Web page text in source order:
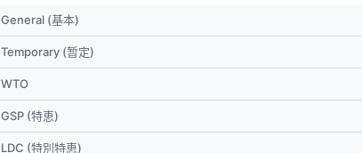
General (基本)
Temporary (暂定)
WTO
GSP (特恵)
LDC (特別特恵)